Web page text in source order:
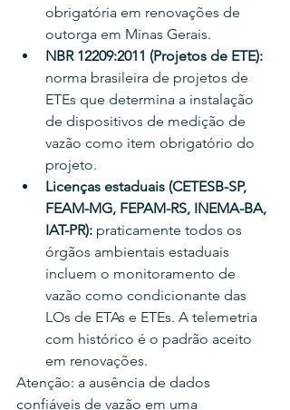
obrigatória em renovações de
outorga em Minas Gerais.
NBR 12209:2011 (Projetos de ETE):
norma brasileira de projetos de
ETEs que determina a instalação
de dispositivos de medição de
vazão como item obrigatório do
projeto.
Licenças estaduais (CETESB-SP,
FEAM-MG, FEPAM-RS, INEMA-BA,
IAT-PR): praticamente todos os
órgãos ambientais estaduais
incluem o monitoramento de
vazão como condicionante das
LOs de ETAs e ETEs. A telemetria
com histórico é o padrão aceito
em renovações.
Atenção: a ausência de dados
confiáveis de vazão em uma